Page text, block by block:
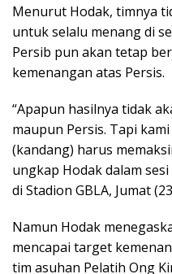
Menurut Hodak, timnya
untuk selalu menang di
Persib pun akan tetap
kemenangan atas Persis.
“Apapun hasilnya tidak
maupun Persis. Tapi
(kandang) harus
ungkap Hodak dalam
di Stadion GBLA, Jumat
Namun Hodak
mencapai target
tim asuhan Pelatih Ong